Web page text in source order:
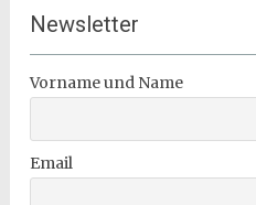
Newsletter
Vorname und Name
Email